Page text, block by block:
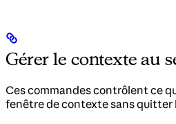
Gérer le contexte au
Ces commandes contrôlent ce
fenêtre de contexte sans quitter